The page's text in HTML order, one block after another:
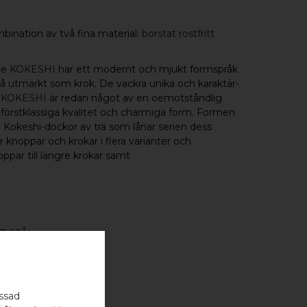
av två fina material: borstat rostfritt
KOKESHI har ett modernt och mjukt formspråk
utmärkt som krok. De vackra unika och karaktär-
KOKESHI är redan något av en oemotståndlig
kvalitet och charmiga form. Formen
dockor av trä som lånar serien dess
knoppar och krokar i flera varianter och
till längre krokar samt
STÅL